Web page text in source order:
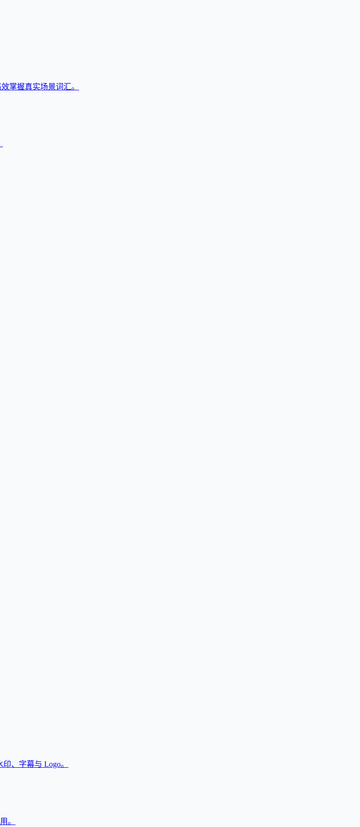
掌握真实场景词汇。
、字幕与 Logo。
。